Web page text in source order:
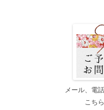
メール、電
こち